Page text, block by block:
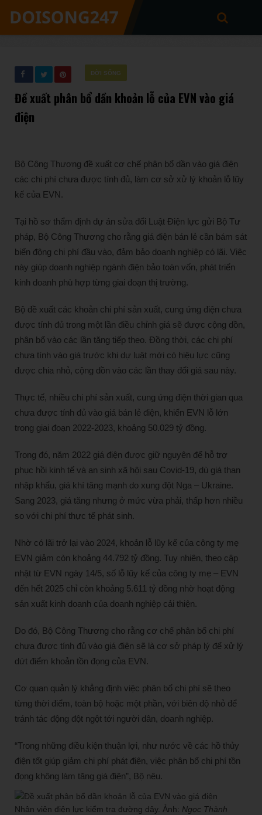
ĐỜI SỐNG
Đề xuất phân bổ dần khoản lỗ của EVN vào giá
điện
Bộ Công Thương đề xuất cơ chế phân bổ dần vào giá điện
các chi phí chưa được tính đủ, làm cơ sở xử lý khoản lỗ lũy
kế của EVN.
Tại hồ sơ thẩm định dự án sửa đổi Luật Điện lực gửi Bộ Tư
pháp, Bộ Công Thương cho rằng giá điện bán lẻ cần bám sát
biến động chi phí đầu vào, đảm bảo doanh nghiệp có lãi. Việc
này giúp doanh nghiệp ngành điện bảo toàn vốn, phát triển
kinh doanh phù hợp từng giai đoạn thị trường.
Bộ đề xuất các khoản chi phí sản xuất, cung ứng điện chưa
được tính đủ trong một lần điều chỉnh giá sẽ được cộng dồn,
phân bổ vào các lần tăng tiếp theo. Đồng thời, các chi phí
chưa tính vào giá trước khi dự luật mới có hiệu lực cũng
được chia nhỏ, cộng dồn vào các lần thay đổi giá sau này.
Thực tế, nhiều chi phí sản xuất, cung ứng điện thời gian qua
chưa được tính đủ vào giá bán lẻ điện, khiến EVN lỗ lớn
trong giai đoạn 2022-2023, khoảng 50.029 tỷ đồng.
Trong đó, năm 2022 giá điện được giữ nguyên để hỗ trợ
phục hồi kinh tế và an sinh xã hội sau Covid-19, dù giá than
nhập khẩu, giá khí tăng mạnh do xung đột Nga – Ukraine.
Sang 2023, giá tăng nhưng ở mức vừa phải, thấp hơn nhiều
so với chi phí thực tế phát sinh.
Nhờ có lãi trở lại vào 2024, khoản lỗ lũy kế của công ty mẹ
EVN giảm còn khoảng 44.792 tỷ đồng. Tuy nhiên, theo cập
nhật từ EVN ngày 14/5, số lỗ lũy kế của công ty mẹ – EVN
đến hết 2025 chỉ còn khoảng 5.611 tỷ đồng nhờ hoạt động
sản xuất kinh doanh của doanh nghiệp cải thiện.
Do đó, Bộ Công Thương cho rằng cơ chế phân bổ chi phí
chưa được tính đủ vào giá điện sẽ là cơ sở pháp lý để xử lý
dứt điểm khoản tồn đọng của EVN.
Cơ quan quản lý khẳng định việc phân bổ chi phí sẽ theo
từng thời điểm, toàn bộ hoặc một phần, với biên độ nhỏ để
tránh tác động đột ngột tới người dân, doanh nghiệp.
“Trong những điều kiện thuận lợi, như nước về các hồ thủy
điện tốt giúp giảm chi phí phát điện, việc phân bổ chi phí tồn
đọng không làm tăng giá điện”, Bộ nêu.
Nhân viên điện lực kiểm tra đường dây. Ảnh: Ngọc Thành